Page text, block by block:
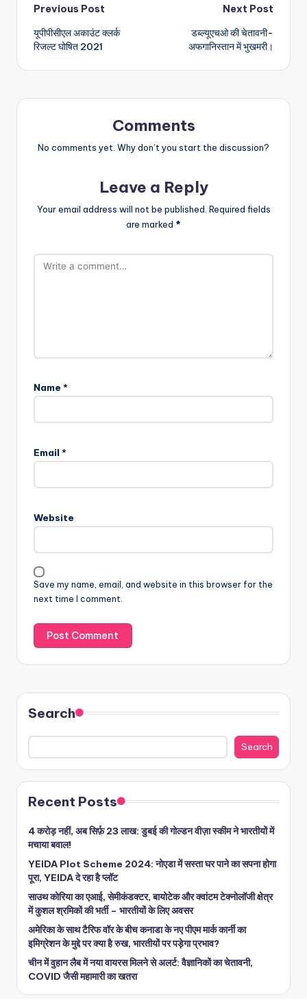
Post
navigation
Previous Post
यूपीपीसीएल अकाउंट क्लर्क
रिजल्ट घोषित 2021
Next Post
डब्ल्यूएचओ की चेतावनी-
अफगानिस्तान में भुखमरी।
Comments
No comments yet. Why don’t you start the discussion?
Leave a Reply
Your email address will not be published. Required fields
are marked *
Name *
Email *
Website
Save my name, email, and website in this browser for the
next time I comment.
Search
Search
Recent Posts
4 करोड़ नहीं, अब सिर्फ़ 23 लाख: डुबई की गोल्डन वीज़ा स्कीम ने भारतीयों में
मचाया बवाल!
YEIDA Plot Scheme 2024: नोएडा में सस्ता घर पाने का सपना होगा
पूरा, YEIDA दे रहा है प्लॉट
साउथ कोरिया का एआई, सेमीकंडक्टर, बायोटेक और क्वांटम टेक्नोलॉजी क्षेत्र
में कुशल श्रमिकों की भर्ती – भारतीयों के लिए अवसर
अमेरिका के साथ टैरिफ वॉर के बीच कनाडा के नए पीएम मार्क कार्नी का
इमिग्रेशन के मुद्दे पर क्या है रुख, भारतीयों पर पड़ेगा प्रभाव?
चीन में वुहान लैब में नया वायरस मिलने से अलर्ट: वैज्ञानिकों का चेतावनी,
COVID जैसी महामारी का खतरा